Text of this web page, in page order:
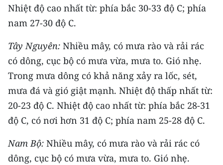
Nhiệt độ cao nhất từ: phía bắc 30-33 độ C; phía
nam 27-30 độ C.
Tây Nguyên: Nhiều mây, có mưa rào và rải rác
có dông, cục bộ có mưa vừa, mưa to. Gió nhẹ.
Trong mưa dông có khả năng xảy ra lốc, sét,
mưa đá và gió giật mạnh. Nhiệt độ thấp nhất từ:
20-23 độ C. Nhiệt độ cao nhất từ: phía bắc 28-31
độ C, có nơi hơn 31 độ C; phía nam 25-28 độ C.
Nam Bộ: Nhiều mây, có mưa rào và rải rác có
dông, cục bộ có mưa vừa, mưa to. Gió nhẹ.